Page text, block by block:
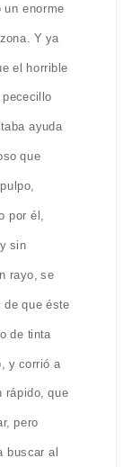
un enorme
Y ya
el horrible
pececillo
ayuda
que
por él,
sin
rayo, se
de que éste
de tinta
y corrió a
rápido, que
pero
buscar al